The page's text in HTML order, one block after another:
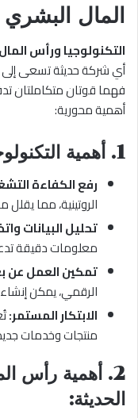
المال
التكنولوجيا ورأس
أي شركة حديثة تسعى
فهما قوتان متكاملتان
أهمية محورية:
1. أهمية
رفع الكفاءة
الروتينية، مما
تحليل البيانات
معلومات دقيقة
تمكين العمل عن
الرقمي، يمكن
الابتكار المستمر:
منتجات وخدمات
2. أهمية رأس
الحديثة: